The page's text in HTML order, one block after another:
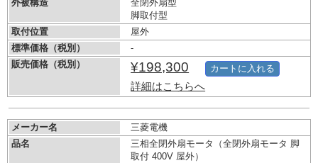
外被構造
全閉外扇型
脚取付型
取付位置
屋外
標準価格（税別）
-
販売価格（税別）
¥198,300
詳細はこちらへ
カートに入れる
メーカー名
三菱電機
品名
三相全閉外扇モータ（全閉外扇モータ 脚
取付 400V 屋外）